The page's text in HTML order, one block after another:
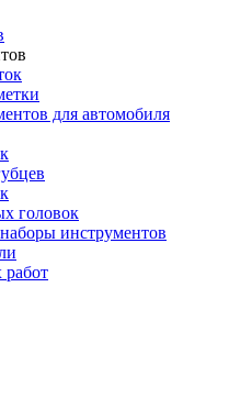
для автомобиля
головок
инструментов